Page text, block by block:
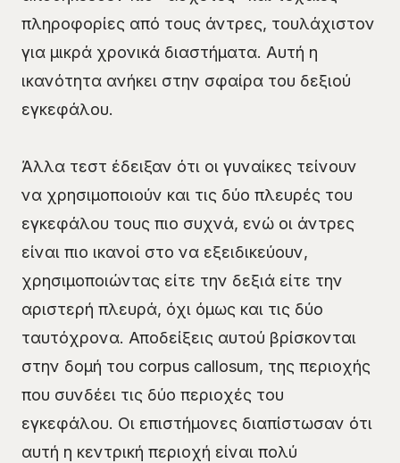
πληροφορίες από τους άντρες, τουλάχιστον
για μικρά χρονικά διαστήματα. Αυτή η
ικανότητα ανήκει στην σφαίρα του δεξιού
εγκεφάλου.
Άλλα τεστ έδειξαν ότι οι γυναίκες τείνουν
να χρησιμοποιούν και τις δύο πλευρές του
εγκεφάλου τους πιο συχνά, ενώ οι άντρες
είναι πιο ικανοί στο να εξειδικεύουν,
χρησιμοποιώντας είτε την δεξιά είτε την
αριστερή πλευρά, όχι όμως και τις δύο
ταυτόχρονα. Αποδείξεις αυτού βρίσκονται
στην δομή του corpus callosum, της περιοχής
που συνδέει τις δύο περιοχές του
εγκεφάλου. Οι επιστήμονες διαπίστωσαν ότι
αυτή η κεντρική περιοχή είναι πολύ